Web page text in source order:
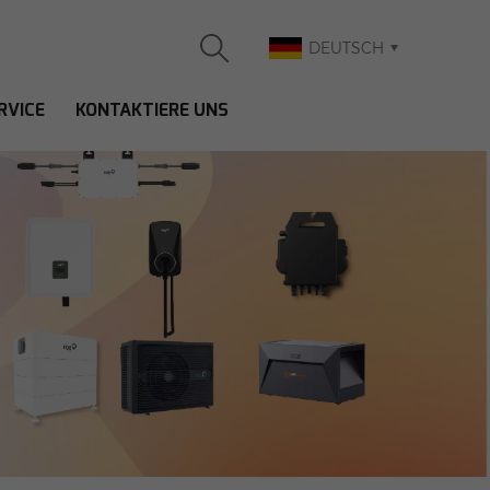
DEUTSCH
KONTAKTIERE UNS